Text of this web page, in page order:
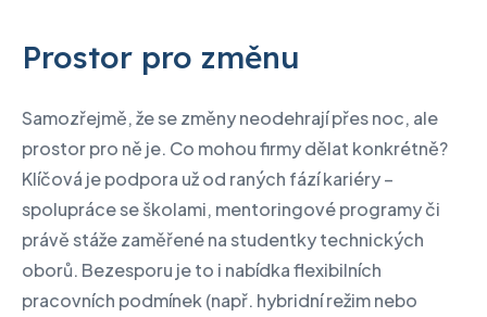
Prostor pro změnu
Samozřejmě, že se změny neodehrají přes noc, ale
prostor pro ně je. Co mohou firmy dělat konkrétně?
Klíčová je podpora už od raných fází kariéry –
spolupráce se školami, mentoringové programy či
právě stáže zaměřené na studentky technických
oborů. Bezesporu je to i nabídka flexibilních
pracovních podmínek (např. hybridní režim nebo